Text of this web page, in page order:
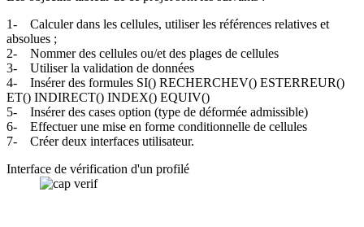
1- Calculer dans les cellules, utiliser les références relatives et
absolues ;
2- Nommer des cellules ou/et des plages de cellules
3- Utiliser la validation de données
4- Insérer des formules SI() RECHERCHEV() ESTERREUR()
ET() INDIRECT() INDEX() EQUIV()
5- Insérer des cases option (type de déformée admissible)
6- Effectuer une mise en forme conditionnelle de cellules
7- Créer deux interfaces utilisateur.
Interface de vérification d'un profilé